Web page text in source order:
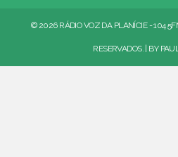
© 2026 RÁDIO VOZ DA PLANÍCIE -
RESERVADOS. | BY